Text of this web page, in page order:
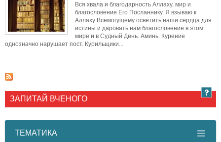
Вся хвала и благодарность Аллаху, мир и
благословение Его Посланнику. Я взываю к
Аллаху Всемогущему осветить наши сердца для
истины и даровать нам благословение в этом
мире и в Судный День. Аминь. Курение
однозначно нарушает пост. Курильщики...
ЗАПИТАЙ ВЧЕНОГО
ТЕМАТИКА